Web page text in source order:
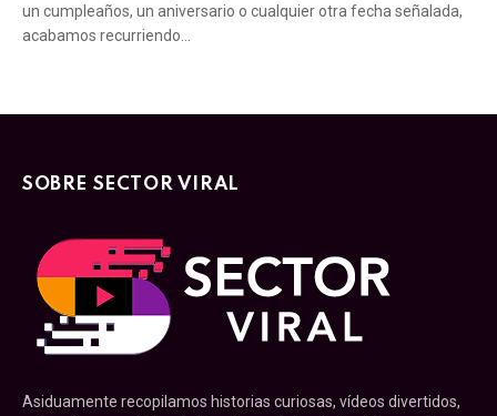
un cumpleaños, un aniversario o cualquier otra fecha señalada,
acabamos recurriendo…
SOBRE SECTOR VIRAL
Asiduamente recopilamos historias curiosas, vídeos divertidos,